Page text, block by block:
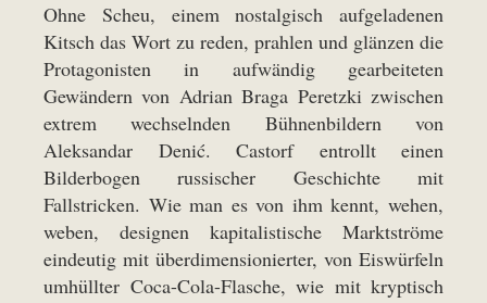
Ohne Scheu, einem nostalgisch aufgeladenen
Kitsch das Wort zu reden, prahlen und glänzen die
Protagonisten in aufwändig gearbeiteten
Gewändern von Adrian Braga Peretzki zwischen
extrem wechselnden Bühnenbildern von
Aleksandar Denić. Castorf entrollt einen
Bilderbogen russischer Geschichte mit
Fallstricken. Wie man es von ihm kennt, wehen,
weben, designen kapitalistische Marktströme
eindeutig mit überdimensionierter, von Eiswürfeln
umhüllter Coca-Cola-Flasche, wie mit kryptisch